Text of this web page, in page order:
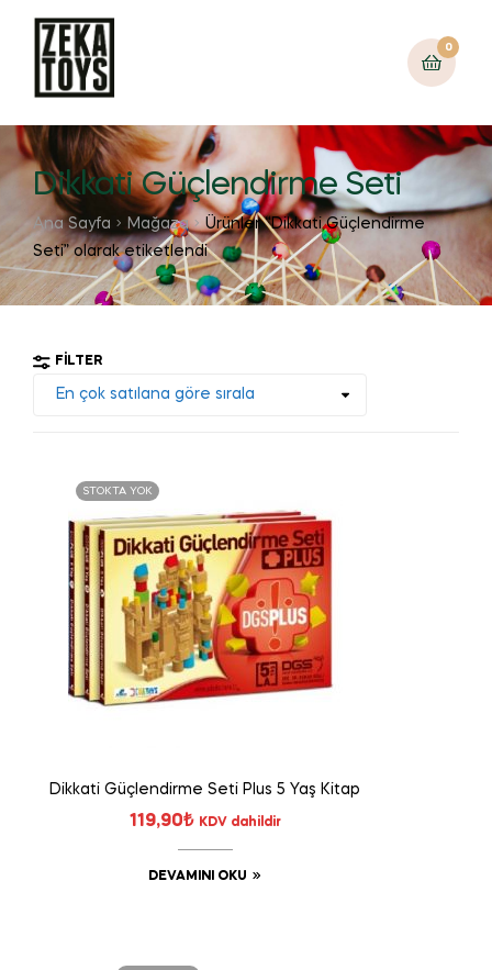
0
Dikkati Güçlendirme Seti
Ana Sayfa Mağaza
Ürünler “Dikkati Güçlendirme
Seti” olarak etiketlendi
FILTER
STOKTA YOK
Dikkati Güçlendirme Seti Plus 5 Yaş Kitap
119,90₺ KDV dahildir
DEVAMINI OKU